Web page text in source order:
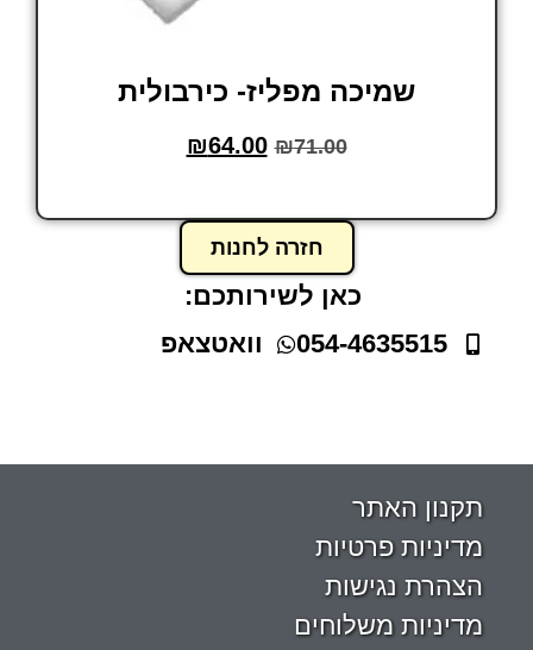
שמיכה מפליז- כירבולית
₪71.00
₪64.00
חזרה לחנות
כאן לשירותכם:
054-4635515
וואטצאפ
תקנון האתר
מדיניות פרטיות
הצהרת נגישות
מדיניות משלוחים